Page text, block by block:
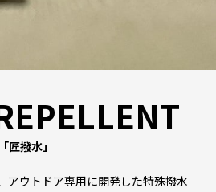
匠撥水」
アウトドア専用に開発した特殊撥水